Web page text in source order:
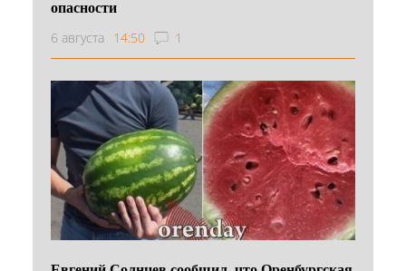
опасности
6 августа 14:50 1